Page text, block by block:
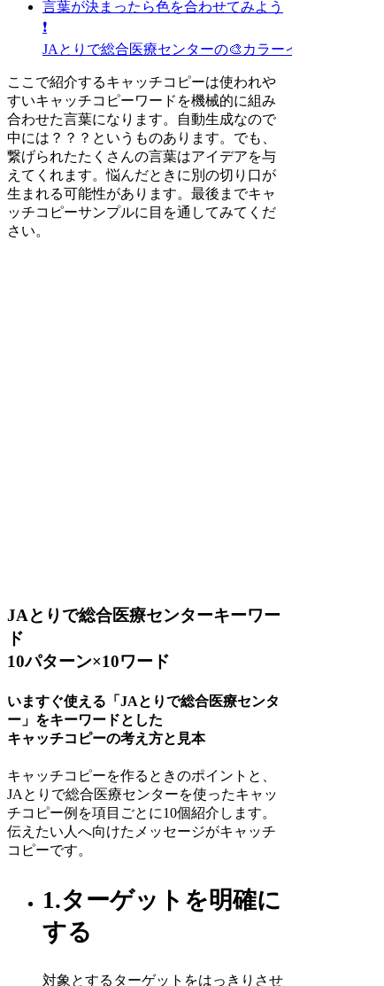
言葉が決まったら色を合わせてみよう
❗
JAとりで総合医療センターの🎨カラーイメージ探し
ここで紹介するキャッチコピーは使われや
すいキャッチコピーワードを機械的に組み
合わせた言葉になります。自動生成なので
中には？？？というものあります。でも、
繋げられたたくさんの言葉はアイデアを与
えてくれます。悩んだときに別の切り口が
生まれる可能性があります。最後までキャ
ッチコピーサンプルに目を通してみてくだ
さい。
JAとりで総合医療センターキーワー
ド
10パターン×10ワード
いますぐ使える「JAとりで総合医療センタ
ー」をキーワードとした
キャッチコピーの考え方と見本
キャッチコピーを作るときのポイントと、
JAとりで総合医療センターを使ったキャッ
チコピー例を項目ごとに10個紹介します。
伝えたい人へ向けたメッセージがキャッチ
コピーです。
1.ターゲットを明確に
する
対象とするターゲットをはっきりさせ